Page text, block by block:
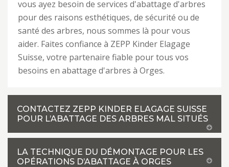
vous ayez besoin de services d'abattage d'arbres
pour des raisons esthétiques, de sécurité ou de
santé des arbres, nous sommes là pour vous
aider. Faites confiance à ZEPP Kinder Elagage
Suisse, votre partenaire fiable pour tous vos
besoins en abattage d'arbres à Orges.
CONTACTEZ ZEPP KINDER ELAGAGE SUISSE
POUR L’ABATTAGE DES ARBRES MAL SITUÉS
LA TECHNIQUE DU DÉMONTAGE POUR LES
OPÉRATIONS D’ABATTAGE À ORGES